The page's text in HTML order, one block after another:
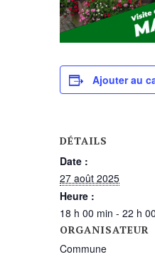
Ajouter au
DÉTAILS
Date :
27 août 2025
Heure :
18 h 00 min - 22 h
ORGANISATEUR
Commune